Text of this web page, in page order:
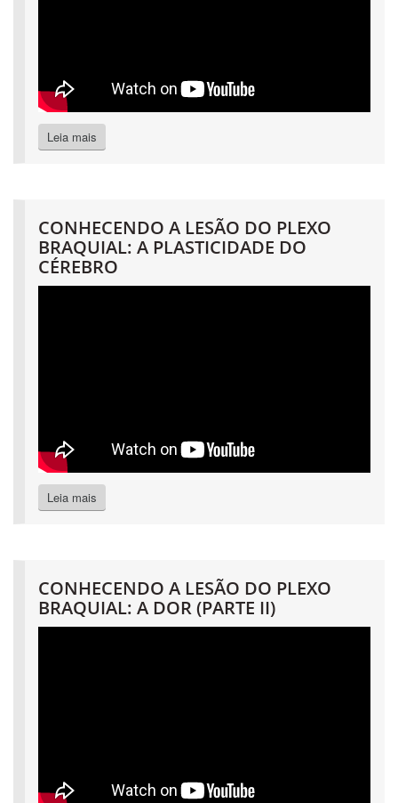
Leia mais
CONHECENDO A LESÃO DO PLEXO
BRAQUIAL: A PLASTICIDADE DO
CÉREBRO
Leia mais
CONHECENDO A LESÃO DO PLEXO
BRAQUIAL: A DOR (PARTE II)